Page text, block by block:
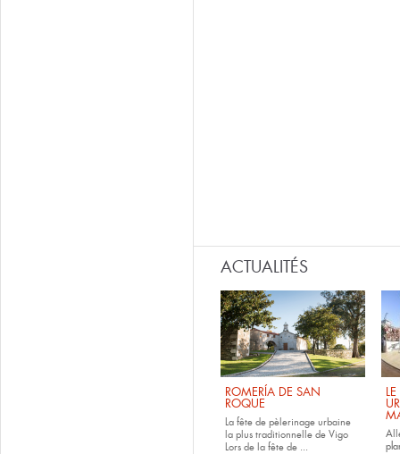
ACTUALITÉS
ROMERÍA DE SAN
ROQUE
La fête de pèlerinage urbaine
la plus traditionnelle de Vigo
Lors de la fête de ...